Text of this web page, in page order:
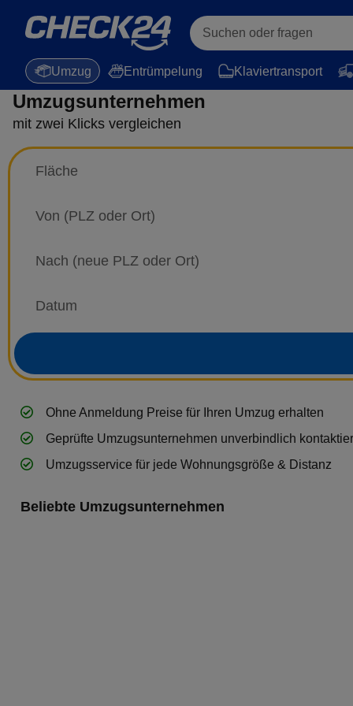
Suchen oder fragen
Umzug Entrümpelung Klaviertransport
Umzugsunternehmen
mit zwei Klicks vergleichen
Ohne Anmeldung Preise für Ihren Umzug erhalten
Geprüfte Umzugsunternehmen unverbindlich
Umzugsservice für jede Wohnungsgröße & Distanz
Beliebte Umzugsunternehmen